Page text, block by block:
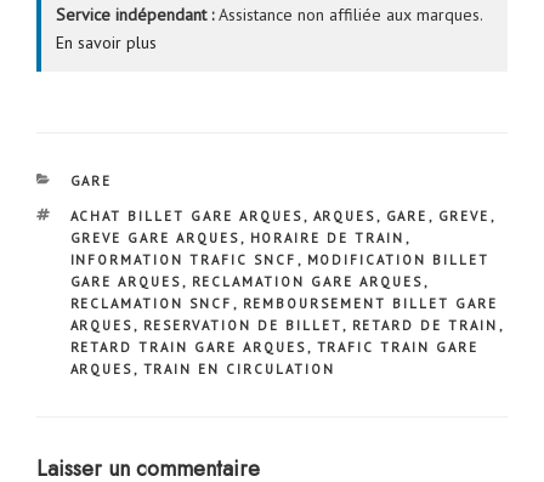
Service indépendant :Assistance non affiliée aux marques.
En savoir plus
CATÉGORIES
GARE
ÉTIQUETTES
ACHAT BILLET GARE ARQUES, ARQUES, GARE , GREVE ,
GREVE GARE ARQUES, HORAIRE DE TRAIN ,
INFORMATION TRAFIC SNCF , MODIFICATION BILLET
GARE ARQUES, RECLAMATION GARE ARQUES,
RECLAMATION SNCF , REMBOURSEMENT BILLET GARE
ARQUES, RESERVATION DE BILLET, RETARD DE TRAIN ,
RETARD TRAIN GARE ARQUES, TRAFIC TRAIN GARE
ARQUES, TRAIN EN CIRCULATION
Laisser un commentaire